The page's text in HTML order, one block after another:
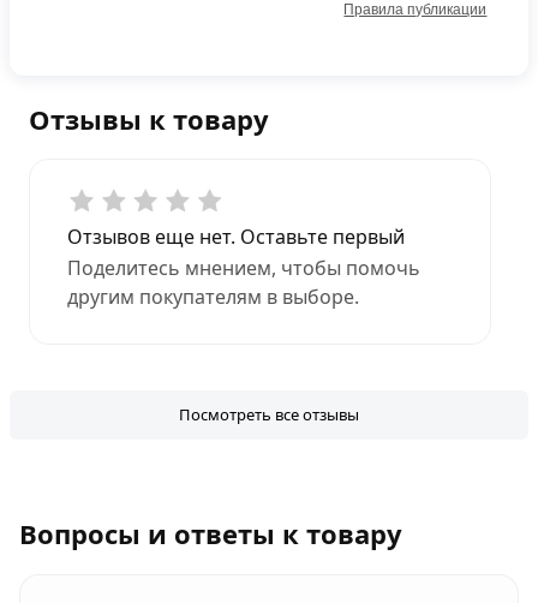
Отзывы к товару
Отзывов еще нет. Оставьте первый
Поделитесь мнением, чтобы помочь
другим покупателям в выборе.
Посмотреть все отзывы
Правила публикации
Вопросы и ответы к товару